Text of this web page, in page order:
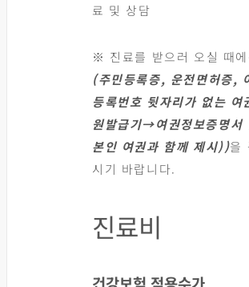
료 및 상담
※ 진료를 받으러 오실 때에
(주민등록증, 운전면허증,
등록번호 뒷자리가 없는 여
원발급기→여권정보증명서
본인 여권과 함께 제시))을
시기 바랍니다.
진료비
건강보험 적용수가